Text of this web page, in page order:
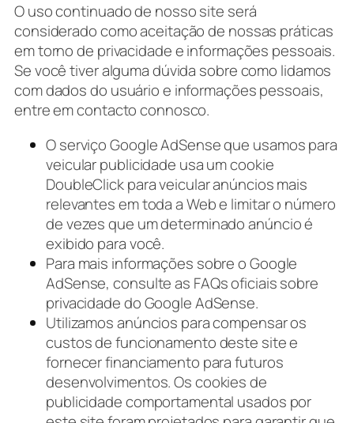
O uso continuado de nosso site será
considerado como aceitação de nossas práticas
em torno de privacidade e informações pessoais.
Se você tiver alguma dúvida sobre como lidamos
com dados do usuário e informações pessoais,
entre em contacto connosco.
O serviço Google AdSense que usamos para
veicular publicidade usa um cookie
DoubleClick para veicular anúncios mais
relevantes em toda a Web e limitar o número
de vezes que um determinado anúncio é
exibido para você.
Para mais informações sobre o Google
AdSense, consulte as FAQs oficiais sobre
privacidade do Google AdSense.
Utilizamos anúncios para compensar os
custos de funcionamento deste site e
fornecer financiamento para futuros
desenvolvimentos. Os cookies de
publicidade comportamental usados ​​por